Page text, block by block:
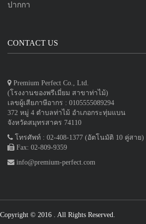
ปากกา
CONTACT US
Premium Perfect Co., Ltd.
(โรงงานของพรีเมี่ยม สาขาท่าไม้)
เลขผู้เสียภาษีอากร : 0105555089294
372 หมู่ 4 ตำบลท่าไม้ อำเภอกระทุ่มแบน
จังหวัดสมุทรสาคร 74110
โทรศัพท์ : 02-408-1377 (อัตโนมัติ 10 คู่สาย)
Fax: 02-809-9359
info@premium-perfect.com
Copyright © 2016 . All Rights Reserved.